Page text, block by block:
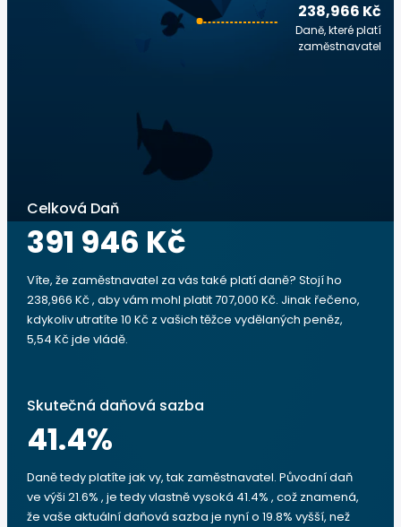
238,966 Kč
Daně, které platí
zaměstnavatel
Celková Daň
391 946 Kč
Víte, že zaměstnavatel za vás také platí daně? Stojí ho
238,966 Kč , aby vám mohl platit 707,000 Kč. Jinak řečeno,
kdykoliv utratíte 10 Kč z vašich těžce vydělaných peněz,
5,54 Kč jde vládě.
Skutečná daňová sazba
41.4%
Daně tedy platíte jak vy, tak zaměstnavatel. Původní daň
ve výši 21.6% , je tedy vlastně vysoká 41.4% , což znamená,
že vaše aktuální daňová sazba je nyní o 19.8% vyšší, než